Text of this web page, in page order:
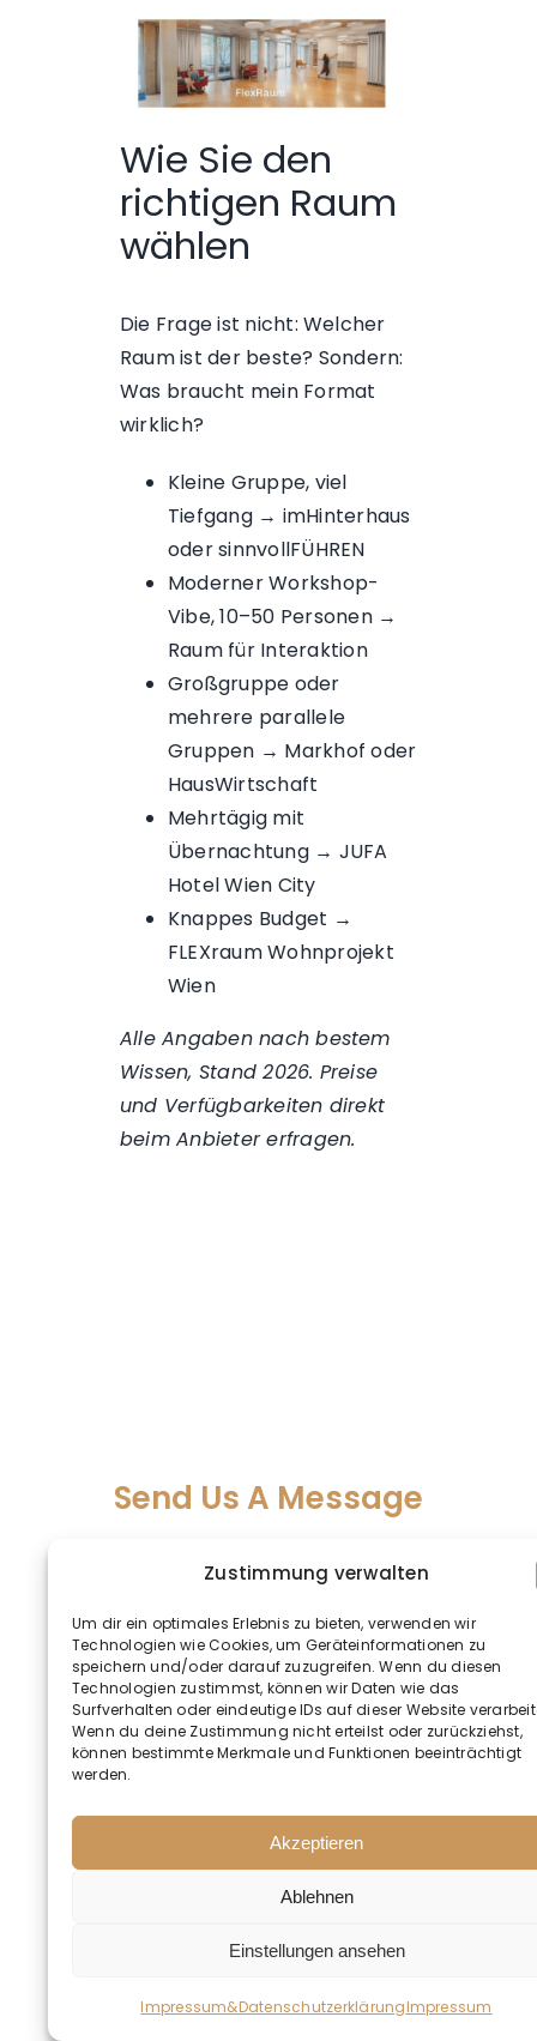
Zustimmung verwalten
Um dir ein optimales Erlebnis zu bieten, verwenden wir
Technologien wie Cookies, um Geräteinformationen zu
speichern und/oder darauf zuzugreifen. Wenn du diesen
Technologien zustimmst, können wir Daten wie das
Surfverhalten oder eindeutige IDs auf dieser Website
Wenn du deine Zustimmung nicht erteilst oder zurückziehst,
können bestimmte Merkmale und Funktionen beeinträchtigt
werden.
Akzeptieren
Ablehnen
Einstellungen ansehen
Impressum&DatenschutzerklärungImpressum
Wie Sie den
richtigen Raum
wählen
Die Frage ist nicht: Welcher
Raum ist der beste? Sondern:
Was braucht mein Format
wirklich?
Kleine Gruppe, viel
Tiefgang → imHinterhaus
oder sinnvollFÜHREN
Moderner Workshop-
Vibe, 10–50 Personen →
Raum für Interaktion
Großgruppe oder
mehrere parallele
Gruppen → Markhof oder
HausWirtschaft
Mehrtägig mit
Übernachtung → JUFA
Hotel Wien City
Knappes Budget →
FLEXraum Wohnprojekt
Wien
Alle Angaben nach bestem
Wissen, Stand 2026. Preise
und Verfügbarkeiten direkt
beim Anbieter erfragen.
Send Us A Message